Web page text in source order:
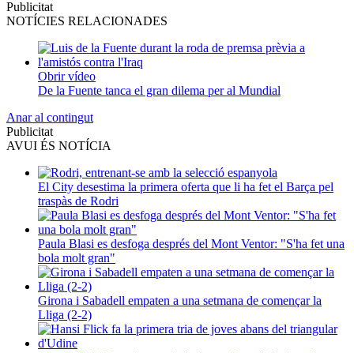
Publicitat
NOTÍCIES RELACIONADES
Obrir vídeo
De la Fuente tanca el gran dilema per al Mundial
Anar al contingut
Publicitat
AVUI ÉS NOTÍCIA
El City desestima la primera oferta que li ha fet el Barça pel
traspàs de Rodri
Paula Blasi es desfoga després del Mont Ventor: "S'ha fet una
bola molt gran"
Girona i Sabadell empaten a una setmana de començar la
Lliga (2-2)